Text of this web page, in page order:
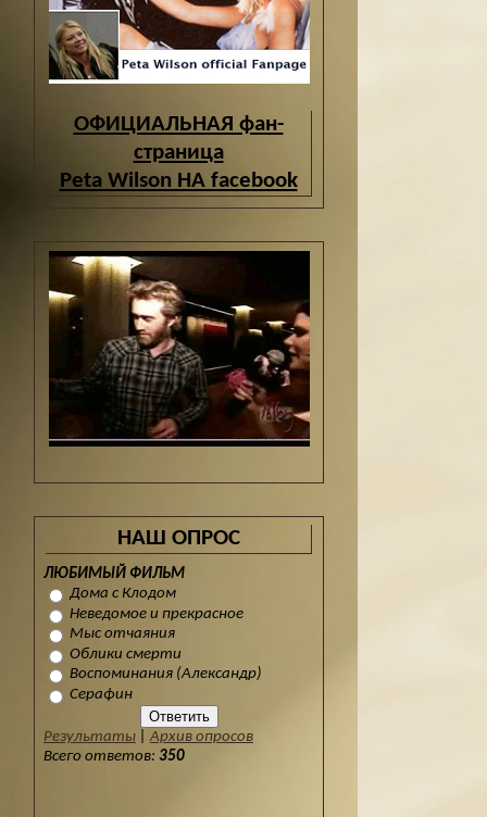
ОФИЦИАЛЬНАЯ фан-
страница
Peta Wilson НА facebook
НАШ ОПРОС
ЛЮБИМЫЙ ФИЛЬМ
Дома с Клодом
Неведомое и прекрасное
Мыс отчаяния
Облики смерти
Воспоминания (Александр)
Серафин
Результаты
Архив опросов
Всего ответов: 350